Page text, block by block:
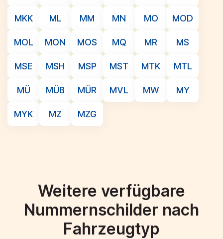
MKK ML MM MN MO MOD
MOL MON MOS MQ MR MS
MSE MSH MSP MST MTK MTL
MÜ MÜB MÜR MVL MW MY
MYK MZ MZG
Weitere verfügbare
Nummernschilder nach
Fahrzeugtyp